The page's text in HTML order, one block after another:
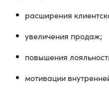
расширения
увеличения продаж;
повышения
мотивации